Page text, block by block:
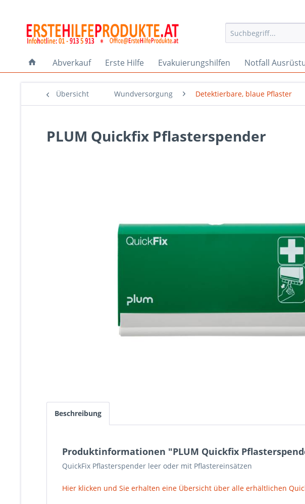
Abverkauf Erste Hilfe Evakuierungshilfen Notfall
Übersicht Wundversorgung Detektierbare, blaue Pflaster
PLUM Quickfix Pflasterspender
Beschreibung
Produktinformationen "PLUM Quickfix
QuickFix Pflasterspender leer oder mit Pflastereinsätzen
Hier klicken und Sie erhalten eine Übersicht über alle erhältlichen